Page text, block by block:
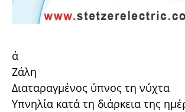
ά
Ζάλη
Διαταραγμένος ύπνος τη νύχτα
Υπνηλία κατά τη διάρκεια της